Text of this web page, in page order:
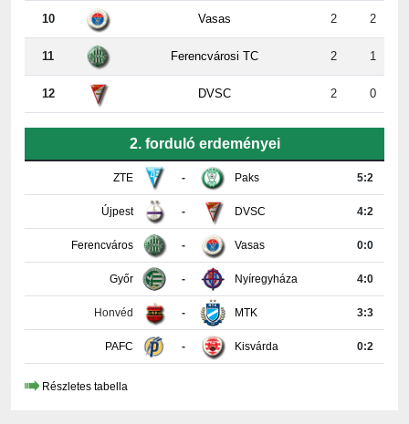
11 Ferencvárosi TC 2 1
12 DVSC 2 0
ZTE - Paks
Újpest DVSC 4:2
Ferencváros Vasas 0:0
Győr Nyíregyháza 4:0
Honvéd MTK 3:3
PAFC Kisvárda 0:2
Részletes tabella